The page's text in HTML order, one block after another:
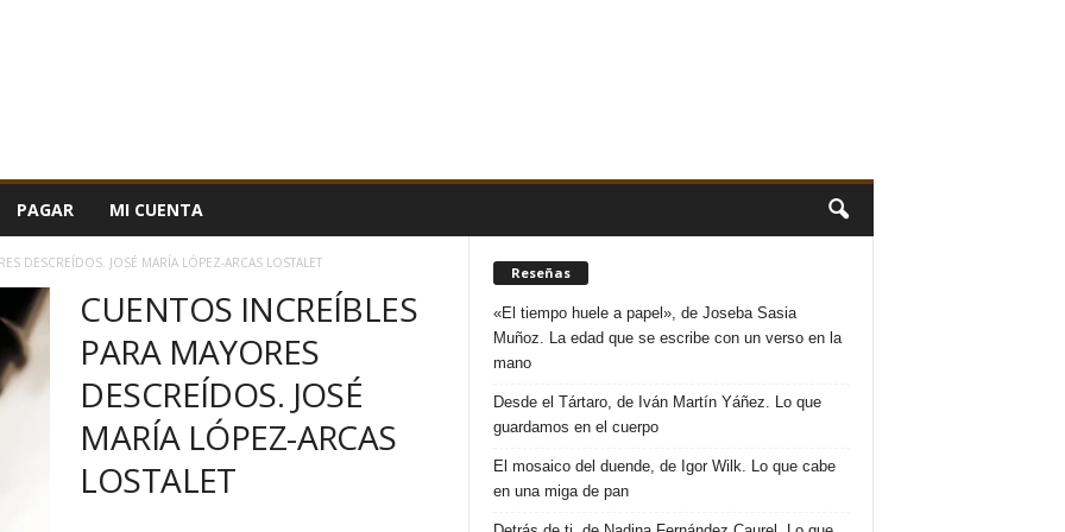
PAGAR MI CUENTA
DESCREÍDOS. JOSÉ MARÍA LÓPEZ-ARCAS LOSTALET
CUENTOS INCREÍBLES
PARA MAYORES
DESCREÍDOS. JOSÉ
MARÍA LÓPEZ-ARCAS
LOSTALET
Reseñas
«El tiempo huele a papel», de Joseba Sasia
Muñoz. La edad que se escribe con un verso en la
mano
Desde el Tártaro, de Iván Martín Yáñez. Lo que
guardamos en el cuerpo
El mosaico del duende, de Igor Wilk. Lo que cabe
en una miga de pan